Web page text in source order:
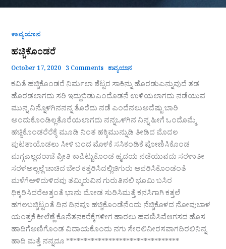
ಕಾವ್ಯಯಾನ
ಹಚ್ಚಿಕೊಂಡರೆ
October 17, 2020 3 Comments ಕಾವ್ಯಯಾನ
ಕವಿತೆ ಹಚ್ಚಿಕೊಂಡರೆ ನಿರ್ಮಲಾ ಶೆಟ್ಟರ ಸಾಕಿನ್ನು ಹೊರಡುಎನ್ನುವುದೆ ತಡ
ಹೊರಡಲಾಗದು ಸರಿ ಇದ್ದುಬಿಡುಎಂದೊಡನೆ ಉಳಿಯಲಾಗದು ನಡೆಯುವ
ಮುನ್ನ ನಿನ್ನೊಳಗಿನನನ್ನ ತೊರೆದು ನಡೆ ಎಂದೆನಲುಅದೆಷ್ಟು ಬಾರಿ
ಅಂದುಕೊಂಡಿಲ್ಲತೊರೆಯಲಾಗದು ನನ್ನಒಳಗಿನ ನಿನ್ನ ಹೀಗೆ ಒಂದೊಮ್ಮೆ
ಹಚ್ಚಿಕೊಂಡರೆರೆಕ್ಕೆ ಮೂಡಿ ನಿಂತ ಹಕ್ಕಿಮುನ್ನುಡಿ ತೀಡಿದ ಮೊದಲ
ಪುಟತಾಯೊಡಲು ಸೀಳಿ ಬಂದ ಮೊಳಕೆ ಸಸಿಕಂಡಿಕೆ ಪೋಣಿಸಿಕೊಂಡ
ಮಗ್ಗಎಲ್ಲದರಾಚೆ ಪ್ರೀತಿ ಕಾಪಿಟ್ಟುಕೊಂಡ ಹೃದಯ ನಡೆಯುವದು ಸರಳಾತೀ
ಸರಳಅಲ್ಲಲ್ಲೆ ಚಾಚಿದ ಬೇರ ಕತ್ತರಿಸಿದಲ್ಲಿಚಿಗುರು ಆವರಿಸಿಕೊಂಡಂತೆ
ಮಳೆಗೆಅಳಿದುಳಿದವು ತಮ್ಮಿರುವಿನ ಗುರುತಿನಲಿ ಭೂಮಿ ಬಸಿರ
ಧಿಕ್ಕರಿಸಿದರೆಅತ್ತಂತೆ ಭಾನು ಮೋಡ ಸುರಿಸಿಮತ್ತೆ ಕನಸಿಗಾಗಿ ಕತ್ತಲೆ
ಹಗಲಬಚ್ಚಿಟ್ಟಂತೆ ದಿನ ದಿನವೂ ಹಚ್ಚಿಕೊಂಡೆನೆಂದು ನೆಚ್ಚಿಕೊಳದ ನೋವುಬಾಳ
ಯಂತ್ರಕೆ ಕೀಲೆಣ್ಣೆ ಕೊನೆತನಕರೆಕ್ಕೆಗಳೀಗ ಹಾರಲು ಹವಣಿಸಿವೆಆಗಸದ ಹೊಸ
ಹಾದಿಗೆಅಣಿಗೊಂಡ ವಿದಾಯಕೊಂದು ನಗು ಸೇರಲಿನೀರಸವಾಗದಿರಲಿನಿನ್ನ
ಹಾದಿ ಮತ್ತೆ ನನ್ನದೂ ********************************